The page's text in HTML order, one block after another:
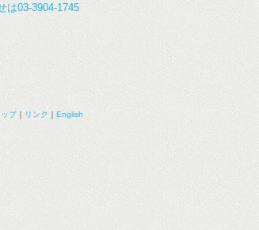
プ｜ リンク ｜ English